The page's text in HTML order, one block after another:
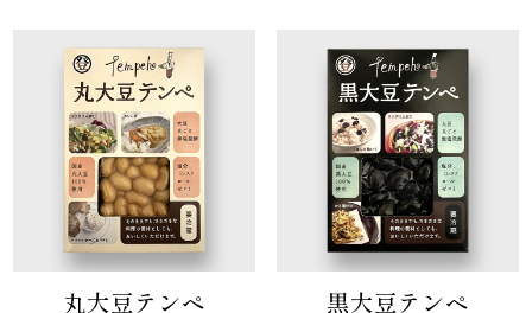
丸大豆テンペ 黒大豆テンペ